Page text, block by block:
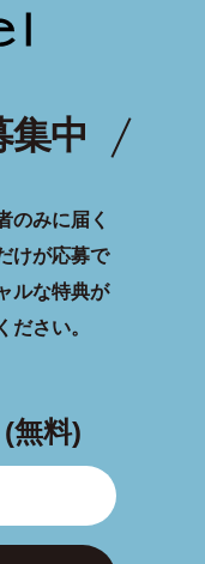
集中
のみに届く
けが応募で
ルな特典が
ださい。
無料)